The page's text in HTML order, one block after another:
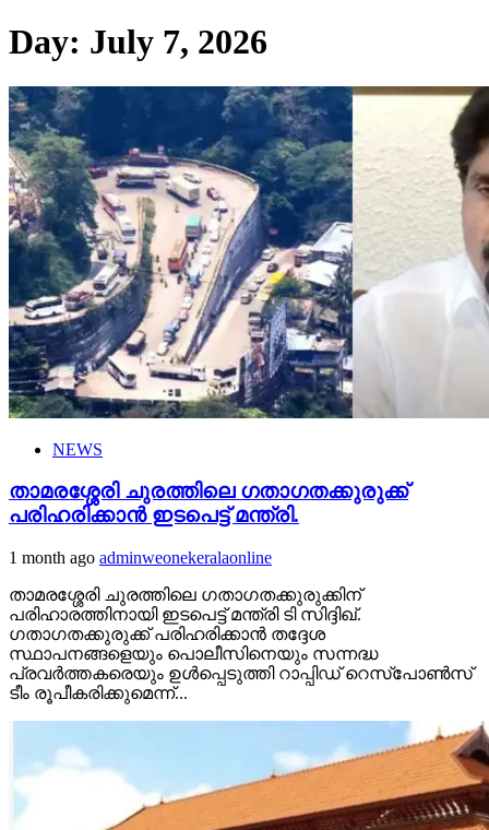
Day: July 7, 2026
NEWS
താമരശ്ശേരി ചുരത്തിലെ ഗതാഗതക്കുരുക്ക്
പരിഹരിക്കാന്‍ ഇടപെട്ട് മന്ത്രി.
1 month ago adminweonekeralaonline
താമരശ്ശേരി ചുരത്തിലെ ഗതാഗതക്കുരുക്കിന്
പരിഹാരത്തിനായി ഇടപെട്ട് മന്ത്രി ടി സിദ്ദിഖ്.
ഗതാഗതക്കുരുക്ക് പരിഹരിക്കാന്‍ തദ്ദേശ
സ്ഥാപനങ്ങളെയും പൊലീസിനെയും സന്നദ്ധ
പ്രവര്‍ത്തകരെയും ഉള്‍പ്പെടുത്തി റാപ്പിഡ് റെസ്‌പോണ്‍സ്
ടീം രൂപീകരിക്കുമെന്ന്...